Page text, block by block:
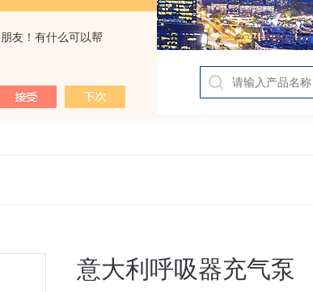
友！有什么可以帮
意大利呼吸器充气泵